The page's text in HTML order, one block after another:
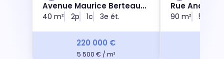
Avenue Maurice Berteaux,
78500
40 m² 2p 1c 3e ét.
220 000 €
5 500 € / m²
Rue André
90 m² 5p